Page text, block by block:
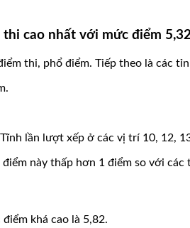
cao nhất với mức điểm
thi, phổ điểm. Tiếp theo là các
lần lượt xếp ở các vị trí 10, 12,
này thấp hơn 1 điểm so với
khá cao là 5,82.